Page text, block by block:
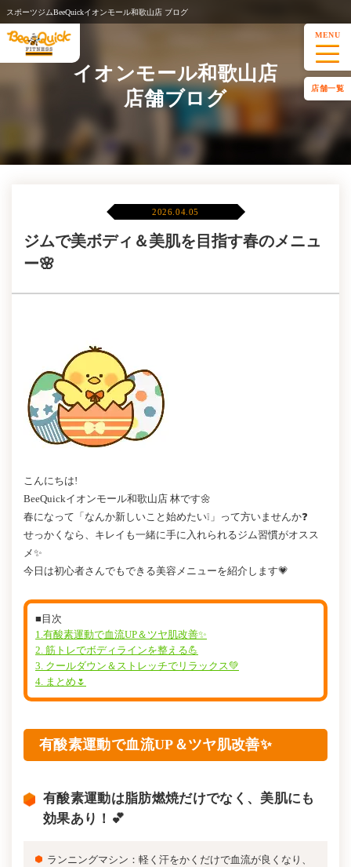
スポーツジムBeeQuickイオンモール和歌山店 ブログ
MENU
店舗一覧
イオンモール和歌山店
店舗ブログ
2026.04.05
ジムで美ボディ＆美肌を目指す春のメニュ
ー🌸
こんにちは!
BeeQuickイオンモール和歌山店 林です🌼
春になって「なんか新しいこと始めたい❕」って方いませんか❓
せっかくなら、キレイも一緒に手に入れられるジム習慣がオスス
メ✨
今日は初心者さんでもできる美容メニューを紹介します💗
■目次
1.有酸素運動で血流UP＆ツヤ肌改善✨
2. 筋トレでボディラインを整える💪
3. クールダウン＆ストレッチでリラックス💚
4. まとめ🌷
有酸素運動で血流UP＆ツヤ肌改善✨
有酸素運動は脂肪燃焼だけでなく、美肌にも
効果あり！💕
ランニングマシン：軽く汗をかくだけで血流が良くなり、